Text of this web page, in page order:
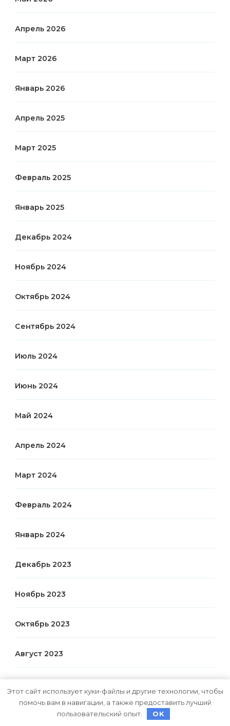
Апрель 2026
Март 2026
Январь 2026
Апрель 2025
Март 2025
Февраль 2025
Январь 2025
Декабрь 2024
Ноябрь 2024
Октябрь 2024
Сентябрь 2024
Июль 2024
Июнь 2024
Май 2024
Апрель 2024
Март 2024
Февраль 2024
Январь 2024
Декабрь 2023
Ноябрь 2023
Октябрь 2023
Август 2023
Этот сайт использует куки-файлы и другие технологии, чтобы
помочь вам в навигации, а также предоставить лучший
пользовательский опыт.
OK